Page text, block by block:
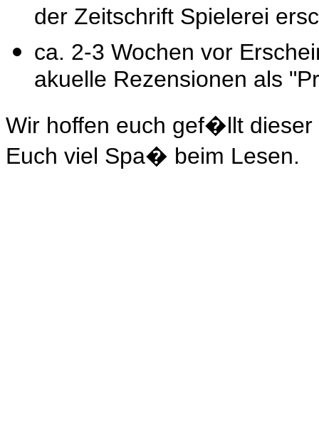
der Zeitschrift Spielerei
ca. 2-3 Wochen vor
akuelle Rezensionen als
Wir hoffen euch gef�llt
Euch viel Spa� beim Lesen.